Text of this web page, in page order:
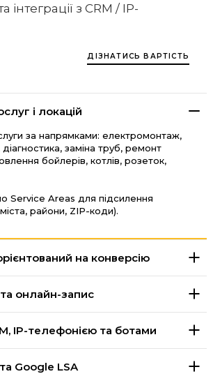
інтеграції з CRM / IP-
ДІЗНАТИСЬ ВАРТІСТЬ
і локацій
за напрямками: електромонтаж,
діагностика, заміна труб, ремонт
бойлерів, котлів, розеток,
Service Areas для підсилення
райони, ZIP-коди).
на конверсію
онлайн-запис
IP-телефонією та ботами
Google LSA